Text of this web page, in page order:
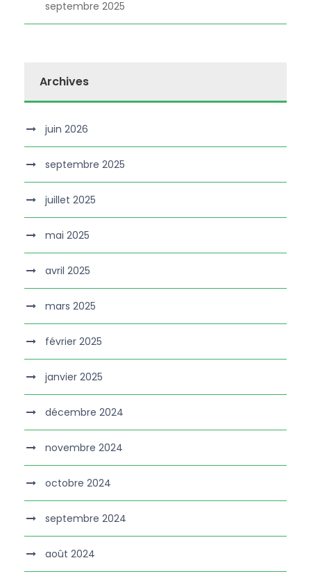
septembre 2025
Archives
juin 2026
septembre 2025
juillet 2025
mai 2025
avril 2025
mars 2025
février 2025
janvier 2025
décembre 2024
novembre 2024
octobre 2024
septembre 2024
août 2024